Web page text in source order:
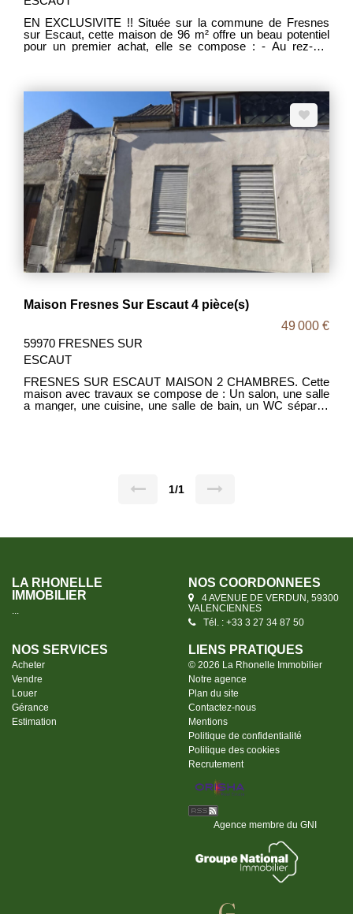
EN EXCLUSIVITE !! Située sur la commune de Fresnes
sur Escaut, cette maison de 96 m² offre un beau potentiel
pour un premier achat, elle se compose : - Au rez-de-
extérieur : Grand jardin clos. Proche de toutes commodités,
commerces, écoles et axes autoroutiers. BIEN A VISITER
SANS TARDER !!!!!! MDT : 2028 D.P.E : E G.E.S : D Prix :
137 000 € Frais d'agence inclus, les frais d'agence sont à la
charge des vendeurs
Maison Fresnes Sur Escaut 4 pièce(s)
49 000 €
59970 FRESNES SUR
ESCAUT
FRESNES SUR ESCAUT MAISON 2 CHAMBRES. Cette
maison avec travaux se compose de : Un salon, une salle
a manger, une cuisine, une salle de bain, un WC séparer,
1/1
LA RHONELLE
IMMOBILIER
...
NOS COORDONNÉES
4 AVENUE DE VERDUN, 59300
VALENCIENNES
Tél. : +33 3 27 34 87 50
NOS SERVICES
Acheter
Vendre
Louer
Gérance
Estimation
LIENS PRATIQUES
© 2026 La Rhonelle Immobilier
Notre agence
Plan du site
Contactez-nous
Mentions
Politique de confidentialité
Politique des cookies
Recrutement
Agence membre du GNI